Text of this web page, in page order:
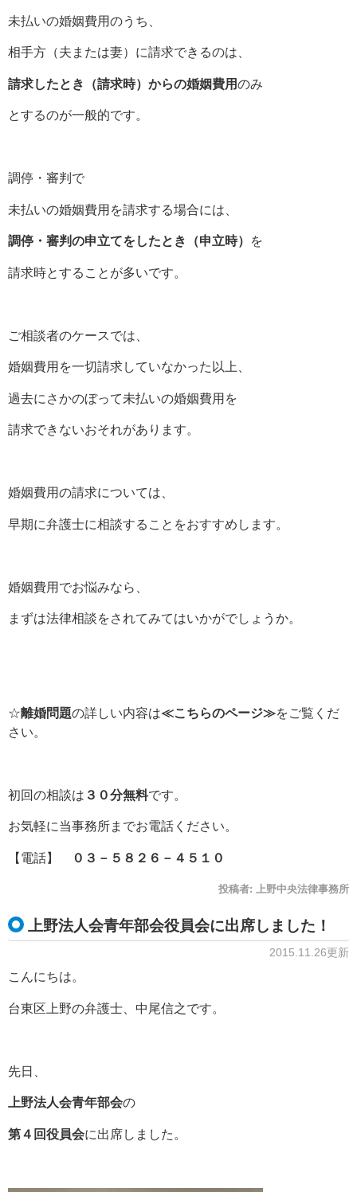
未払いの婚姻費用のうち、
相手方（夫または妻）に請求できるのは、
請求したとき（請求時）からの婚姻費用のみ
とするのが一般的です。
調停・審判で
未払いの婚姻費用を請求する場合には、
調停・審判の申立てをしたとき（申立時） を
請求時とすることが多いです。
ご相談者のケースでは、
婚姻費用を一切請求していなかった以上、
過去にさかのぼって未払いの婚姻費用を
請求できないおそれがあります。
婚姻費用の請求については、
早期に弁護士に相談することをおすすめします。
婚姻費用でお悩みなら、
まずは法律相談をされてみてはいかがでしょうか。
☆離婚問題の詳しい内容は≪こちらのページ≫をご覧くだ
さい。
初回の相談は ３０分無料です。
お気軽に当事務所までお電話ください。
【電話】 ０３－５８２６－４５１０
投稿者: 上野中央法律事務所
上野法人会青年部会役員会に出席しました！
2015.11.26更新
こんにちは。
台東区上野の弁護士、中尾信之です。
先日、
上野法人会青年部会の
第４回役員会に出席しました。